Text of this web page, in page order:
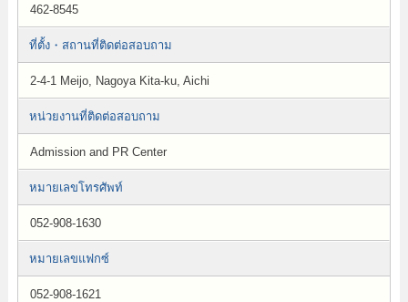
462-8545
ที่ตั้ง・สถานที่ติดต่อสอบถาม
2-4-1 Meijo, Nagoya Kita-ku, Aichi
หน่วยงานที่ติดต่อสอบถาม
Admission and PR Center
หมายเลขโทรศัพท์
052-908-1630
หมายเลขแฟกซ์
052-908-1621